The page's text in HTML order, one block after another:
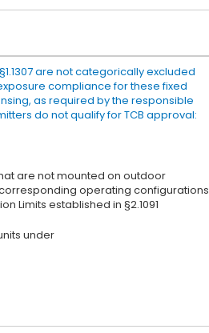
are not categorically excluded
compliance for these fixed
as required by the responsible
do not qualify for TCB approval:
are not mounted on outdoor
operating configurations
Limits established in §2.1091
under